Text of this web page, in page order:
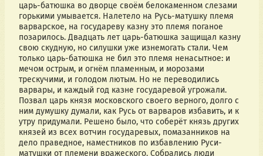
царь-батюшка во дворце своём белокаменном слезами
горькими умывается. Налетело на Русь-матушку племя
варварское, на государеву казну это племя поганое
позарилось. Двадцать лет царь-батюшка защищал казну
свою скудную, но силушки уже изнемогать стали. Чем
только царь-батюшка не бил это племя ненасытное: и
мечом острым, и огнём пламенным, и морозами
трескучими, и голодом лютым. Но не переводились
варвары, и каждый год казне государевой угрожали.
Позвал царь князя московского своего верного, долго с
ним думушку думали, как Русь от варваров избавить, и к
утру придумали. Решено было, что соберёт князь других
князей из всех вотчин государевых, помазанников на
дело праведное, наместников по избавлению Руси-
матушки от племени вражеского. Собрались люди